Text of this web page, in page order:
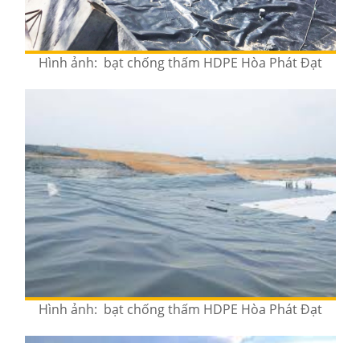
Hình ảnh: bạt chống thấm HDPE Hòa Phát Đạt
Hình ảnh: bạt chống thấm HDPE Hòa Phát Đạt